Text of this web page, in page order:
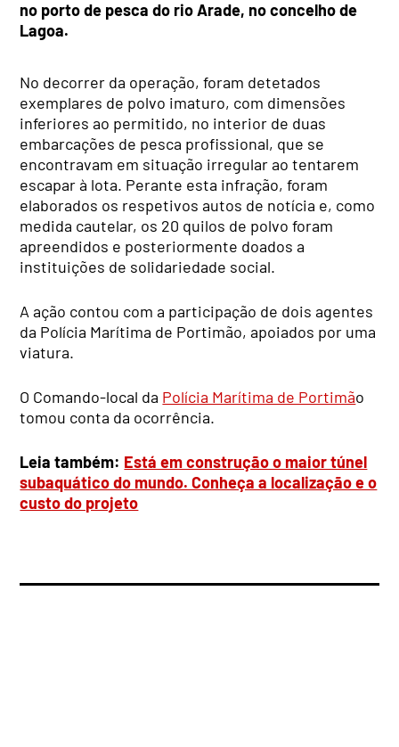
no porto de pesca do rio Arade, no concelho de
Lagoa.
No decorrer da operação, foram detetados
exemplares de polvo imaturo, com dimensões
inferiores ao permitido, no interior de duas
embarcações de pesca profissional, que se
encontravam em situação irregular ao tentarem
escapar à lota. Perante esta infração, foram
elaborados os respetivos autos de notícia e, como
medida cautelar, os 20 quilos de polvo foram
apreendidos e posteriormente doados a
instituições de solidariedade social.
A ação contou com a participação de dois agentes
da Polícia Marítima de Portimão, apoiados por uma
viatura.
O Comando-local da Polícia Marítima de Portimão
tomou conta da ocorrência.
Leia também: Está em construção o maior túnel
subaquático do mundo. Conheça a localização e o
custo do projeto